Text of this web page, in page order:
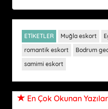
ETİKETLER Muğla eskort
romantik eskort
Bodrum
samimi eskort
En Çok Okunan Yazılar